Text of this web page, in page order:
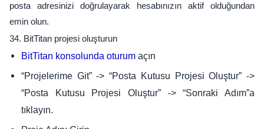
posta adresinizi doğrulayarak hesabınızın aktif olduğundan
emin olun.
34. BitTitan projesi oluşturun
BitTitan konsolunda oturum açın
“Projelerime Git” -> “Posta Kutusu Projesi Oluştur” ->
“Posta Kutusu Projesi Oluştur” -> “Sonraki Adım”a
tıklayın.